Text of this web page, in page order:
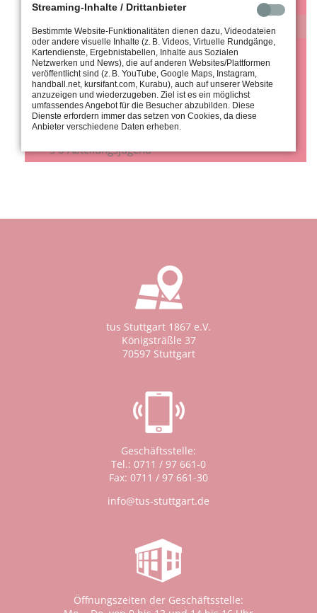
§1 Vereinsjugend
§ 2 Stimmrecht und Wählbarkeit
§ 3 Organe
§ 4 Jugendversammlung
§ 5 Jugendausschuss
§ 6 Abteilungsjugend
tus Stuttgart 1867 e.V.
Königsträßle 37
70597 Stuttgart
Geschäftsstelle:
Tel.: 0711 / 97 661-0
Fax: 0711 / 97 661-30
info@tus-stuttgart.de
Öffnungszeiten der Geschäftsstelle:
Streaming-Inhalte / Drittanbieter
Bestimmte Website-Funktionalitäten dienen dazu, Videodateien
oder andere visuelle Inhalte (z. B. Videos, Virtuelle Rundgänge,
Kartendienste, Ergebnistabellen, Inhalte aus Sozialen
Netzwerken und News), die auf anderen Websites/Plattformen
veröffentlicht sind (z. B. YouTube, Google Maps, Instagram,
handball.net, kursifant.com, Kurabu), auch auf unserer Website
anzuzeigen und wiederzugeben. Ziel ist es ein möglichst
umfassendes Angebot für die Besucher abzubilden. Diese
Dienste erfordern immer das setzen von Cookies, da diese
Anbieter verschiedene Daten erheben.